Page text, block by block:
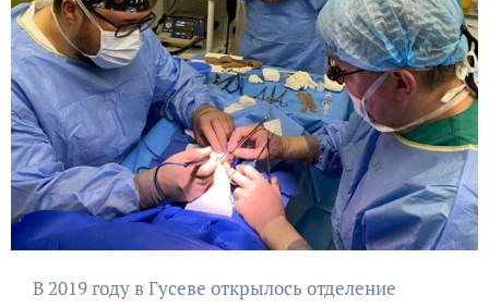
В 2019 году в Гусеве открылось отделение